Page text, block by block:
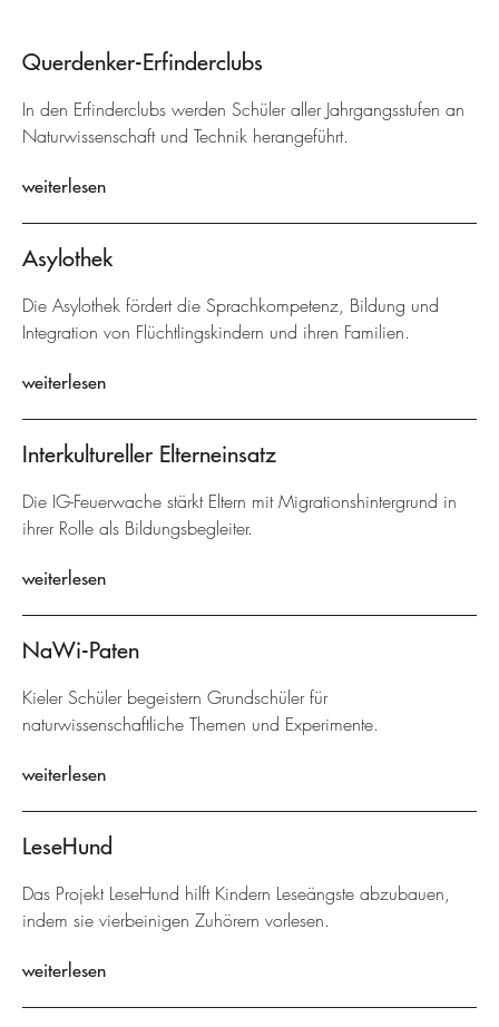
Querdenker-Erfinderclubs
In den Erfinderclubs werden Schüler aller Jahrgangsstufen an
Naturwissenschaft und Technik herangeführt.
weiterlesen
Asylothek
Die Asylothek fördert die Sprachkompetenz, Bildung und
Integration von Flüchtlingskindern und ihren Familien.
weiterlesen
Interkultureller Elterneinsatz
Die IG-Feuerwache stärkt Eltern mit Migrationshintergrund in
ihrer Rolle als Bildungsbegleiter.
weiterlesen
NaWi-Paten
Kieler Schüler begeistern Grundschüler für
naturwissenschaftliche Themen und Experimente.
weiterlesen
LeseHund
Das Projekt LeseHund hilft Kindern Leseängste abzubauen,
indem sie vierbeinigen Zuhörern vorlesen.
weiterlesen